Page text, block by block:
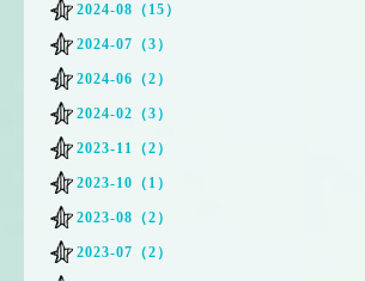
2024-08（15）
2024-07（3）
2024-06（2）
2024-02（3）
2023-11（2）
2023-10（1）
2023-08（2）
2023-07（2）